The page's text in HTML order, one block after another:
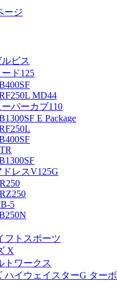
ージ
ビス
ド125
MD44
パーカブ110
E Package
レスV125G
5
フトスポーツ
X
トワークス
ハイウェイスターG ターボ